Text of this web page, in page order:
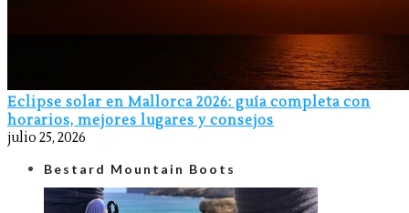
Eclipse solar en Mallorca 2026: guía completa con
horarios, mejores lugares y consejos
julio 25, 2026
Bestard Mountain Boots